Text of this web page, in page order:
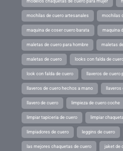
mochilas de cuero artesanales mochilas
maquina de coser cuero barata maquina
maletas de cuero para hombre maletas
maletas de cuero looks con falda de
look con falda de cuero llaveros de cuero
llaveros de cuero hechos a mano
llavero de cuero limpieza de cuero coche
limpiar tapiceria de cuero limpiar
limpiadores de cuero leggins de cuero
las mejores chaquetas de cuero jaket de